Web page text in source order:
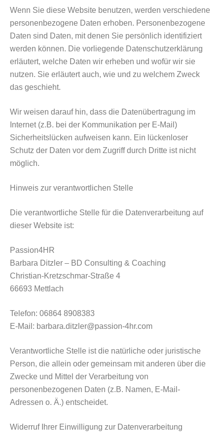
Wenn Sie diese Website benutzen, werden verschiedene
personenbezogene Daten erhoben. Personenbezogene
Daten sind Daten, mit denen Sie persönlich identifiziert
werden können. Die vorliegende Datenschutzerklärung
erläutert, welche Daten wir erheben und wofür wir sie
nutzen. Sie erläutert auch, wie und zu welchem Zweck
das geschieht.
Wir weisen darauf hin, dass die Datenübertragung im
Internet (z.B. bei der Kommunikation per E-Mail)
Sicherheitslücken aufweisen kann. Ein lückenloser
Schutz der Daten vor dem Zugriff durch Dritte ist nicht
möglich.
Hinweis zur verantwortlichen Stelle
Die verantwortliche Stelle für die Datenverarbeitung auf
dieser Website ist:
Passion4HR
Barbara Ditzler – BD Consulting & Coaching
Christian-Kretzschmar-Straße 4
66693 Mettlach
Telefon: 06864 8908383
E-Mail: barbara.ditzler@passion-4hr.com
Verantwortliche Stelle ist die natürliche oder juristische
Person, die allein oder gemeinsam mit anderen über die
Zwecke und Mittel der Verarbeitung von
personenbezogenen Daten (z.B. Namen, E-Mail-
Adressen o. Ä.) entscheidet.
Widerruf Ihrer Einwilligung zur Datenverarbeitung